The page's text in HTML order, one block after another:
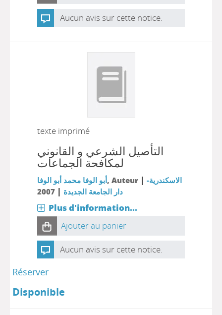
Aucun avis sur cette notice.
texte imprimé
التأصيل الشرعي و القانوني
لمكافحة الجماعات
أبو الوفا محمد أبو الوفا, Auteur | الاسكندرية-
دار الجامعة الجديدة |
2007
Plus d'information...
Ajouter au panier
Aucun avis sur cette notice.
Réserver
Disponible